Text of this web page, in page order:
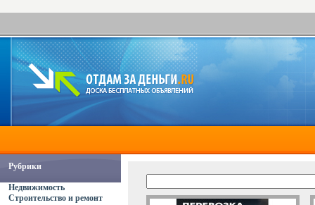
Рубрики
Недвижимость
Строительство и ремонт